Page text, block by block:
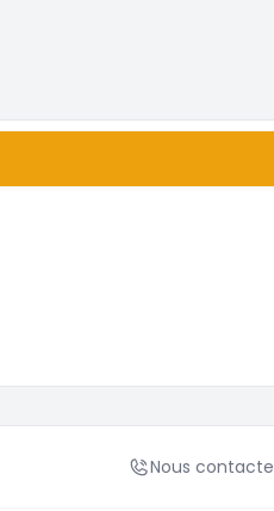
Nous